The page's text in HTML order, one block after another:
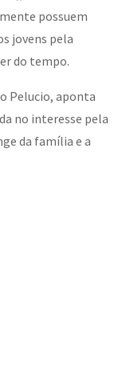
possuem
jovens pela
do tempo.
Pelucio, aponta
no interesse pela
da família e a